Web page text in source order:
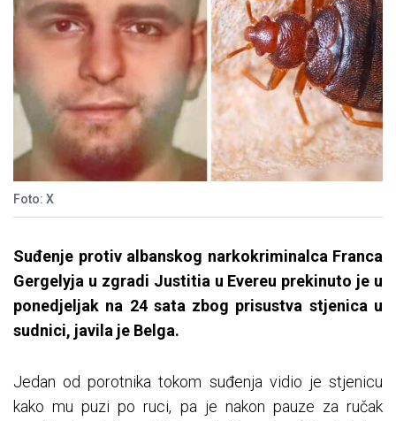
Foto: X
Suđenje protiv albanskog narkokriminalca Franca
Gergelyja u zgradi Justitia u Evereu prekinuto je u
ponedjeljak na 24 sata zbog prisustva stjenica u
sudnici, javila je Belga.
Jedan od porotnika tokom suđenja vidio je stjenicu
kako mu puzi po ruci, pa je nakon pauze za ručak